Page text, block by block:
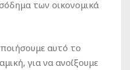
των οικονομικά
αυτό το
για να ανοίξουμε